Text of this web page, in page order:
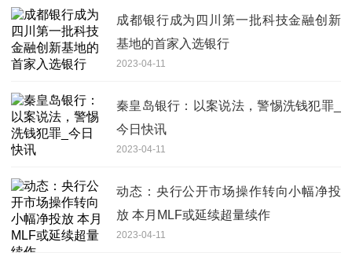
成都银行成为四川第一批科技金融创新
基地的首家入选银行
2023-04-11
秦皇岛银行：以案说法，警惕洗钱犯罪_
今日快讯
2023-04-11
动态：央行公开市场操作转向小幅净投
放 本月MLF或延续超量续作
2023-04-11